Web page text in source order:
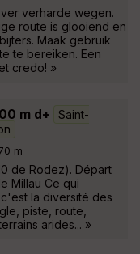
verharde wegen.
route is glooiend en
Maak gebruik
te bereiken. Een
credo! »
m d+
Saint-
m
de Rodez). Départ
Millau Ce qui
la diversité des
piste, route,
arides... »